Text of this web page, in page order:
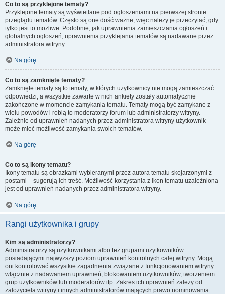
Co to są przyklejone tematy?
Przyklejone tematy są wyświetlane pod ogłoszeniami na pierwszej stronie
przeglądu tematów. Często są one dość ważne, więc należy je przeczytać, gdy
tylko jest to możliwe. Podobnie, jak uprawnienia zamieszczania ogłoszeń i
globalnych ogłoszeń, uprawnienia przyklejania tematów są nadawane przez
administratora witryny.
Na górę
Co to są zamknięte tematy?
Zamknięte tematy są to tematy, w których użytkownicy nie mogą zamieszczać
odpowiedzi, a wszystkie zawarte w nich ankiety zostały automatycznie
zakończone w momencie zamykania tematu. Tematy mogą być zamykane z
wielu powodów i robią to moderatorzy forum lub administratorzy witryny.
Zależnie od uprawnień nadanych przez administratora witryny użytkownik
może mieć możliwość zamykania swoich tematów.
Na górę
Co to są ikony tematu?
Ikony tematu są obrazkami wybieranymi przez autora tematu skojarzonymi z
postami – sugerują ich treść. Możliwość korzystania z ikon tematu uzależniona
jest od uprawnień nadanych przez administratora witryny.
Na górę
Rangi użytkownika i grupy
Kim są administratorzy?
Administratorzy są użytkownikami albo też grupami użytkowników
posiadającymi najwyższy poziom uprawnień kontrolnych całej witryny. Mogą
oni kontrolować wszystkie zagadnienia związane z funkcjonowaniem witryny
włącznie z nadawaniem uprawnień, blokowaniem użytkowników, tworzeniem
grup użytkowników lub moderatorów itp. Zakres ich uprawnień zależy od
założyciela witryny i innych administratorów mających prawo nominowania